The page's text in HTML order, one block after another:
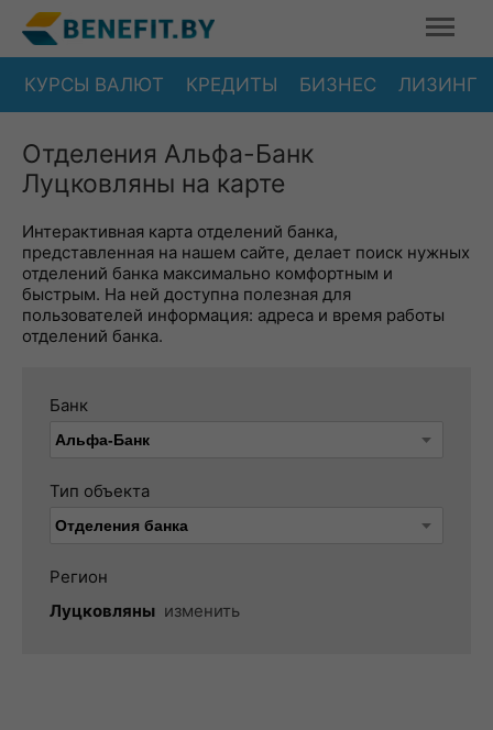
КУРСЫ ВАЛЮТ КРЕДИТЫ БИЗНЕС ЛИЗИНГ
Отделения Альфа-Банк
Луцковляны на карте
Интерактивная карта отделений банка,
представленная на нашем сайте, делает поиск нужных
отделений банка максимально комфортным и
быстрым. На ней доступна полезная для
пользователей информация: адреса и время работы
отделений банка.
Банк
Тип объекта
Регион
Луцковляны изменить